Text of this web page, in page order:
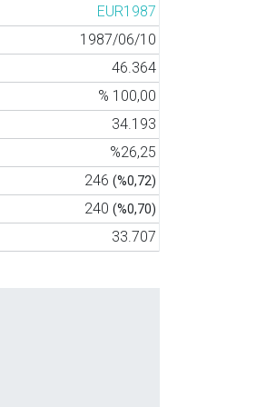
EUR1987
1987/06/10
46.364
% 100,00
34.193
%26,25
246 (%0,72)
240 (%0,70)
33.707